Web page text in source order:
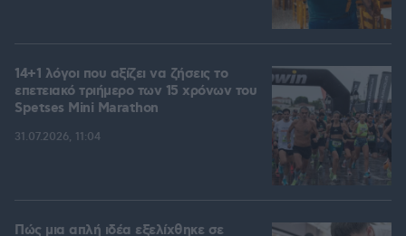
14+1 λόγοι που αξίζει να ζήσεις το
επετειακό τριήμερο των 15 χρόνων του
Spetses Mini Marathon
31.07.2026, 11:04
Πώς μια απλή ιδέα εξελίχθηκε σε